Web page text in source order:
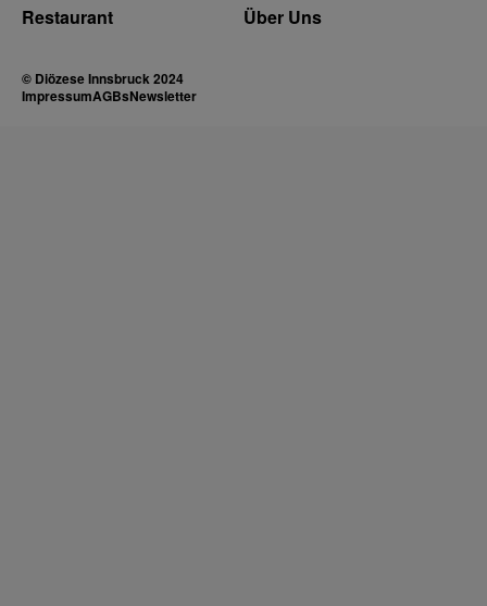
Restaurant Über Uns
© Diözese Innsbruck 2024
ImpressumAGBsNewsletter